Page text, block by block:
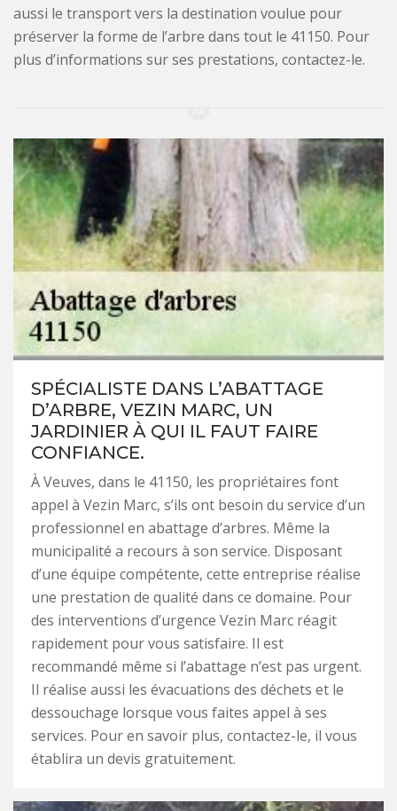
aussi le transport vers la destination voulue pour
préserver la forme de l’arbre dans tout le 41150. Pour
plus d’informations sur ses prestations, contactez-le.
SPÉCIALISTE DANS L’ABATTAGE
D’ARBRE, VEZIN MARC, UN
JARDINIER À QUI IL FAUT FAIRE
CONFIANCE.
À Veuves, dans le 41150, les propriétaires font
appel à Vezin Marc, s’ils ont besoin du service d’un
professionnel en abattage d’arbres. Même la
municipalité a recours à son service. Disposant
d’une équipe compétente, cette entreprise réalise
une prestation de qualité dans ce domaine. Pour
des interventions d’urgence Vezin Marc réagit
rapidement pour vous satisfaire. Il est
recommandé même si l’abattage n’est pas urgent.
Il réalise aussi les évacuations des déchets et le
dessouchage lorsque vous faites appel à ses
services. Pour en savoir plus, contactez-le, il vous
établira un devis gratuitement.